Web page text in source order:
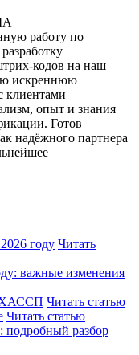
работу по
кодов на наш
искреннюю
клиентами
опыт и знания
Готов
надёжного партнера
году Читать
важные изменения
ХАССП Читать статью
Читать статью
подробный разбор